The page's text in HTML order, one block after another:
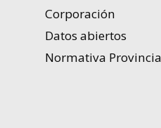
Corporación
Datos abiertos
Normativa